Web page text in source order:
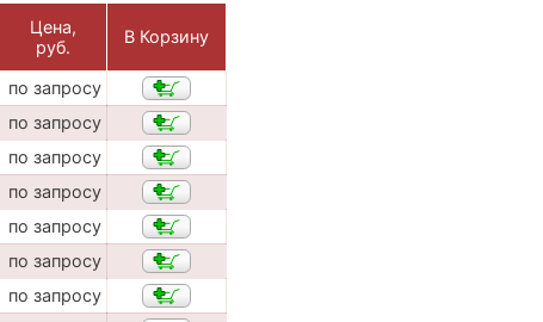
Цена,
руб.
В Корзину
по запросу
по запросу
по запросу
по запросу
по запросу
по запросу
по запросу